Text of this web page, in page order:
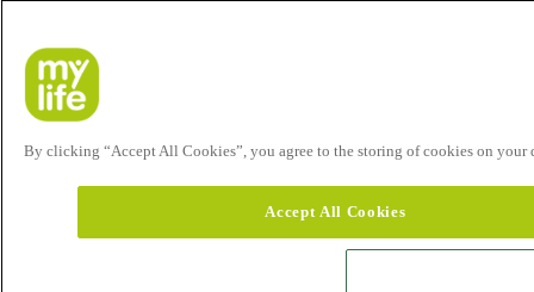
By clicking “Accept All Cookies”, you agree to the storing of cookies on your
Accept All Cookies